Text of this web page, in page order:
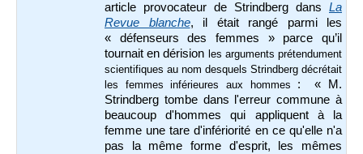
article provocateur de Strindberg dans La
Revue blanche, il était rangé parmi les
« défenseurs des femmes » parce qu’il
tournait en dérision les arguments prétendument
scientifiques au nom desquels Strindberg décrétait
les femmes inférieures aux hommes : « M.
Strindberg tombe dans l'erreur commune à
beaucoup d'hommes qui appliquent à la
femme une tare d'infériorité en ce qu'elle n'a
pas la même forme d'esprit, les mêmes